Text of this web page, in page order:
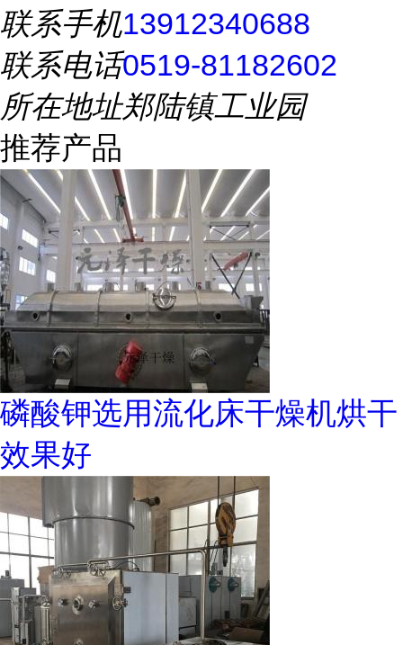
联系手机13912340688
联系电话0519-81182602
所在地址郑陆镇工业园
推荐产品
磷酸钾选用流化床干燥机烘干
效果好